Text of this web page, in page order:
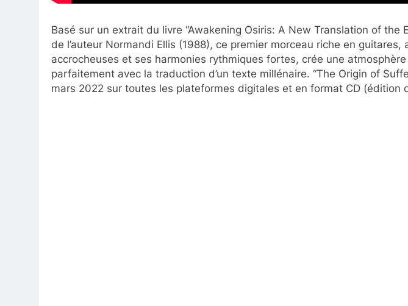
Basé sur un extrait du livre “Awakening Osiris: A New Translation of the
de l’auteur Normandi Ellis (1988), ce premier morceau riche en guitares,
accrocheuses et ses harmonies rythmiques fortes, crée une atmosphère
parfaitement avec la traduction d’un texte millénaire. “The Origin of
mars 2022 sur toutes les plateformes digitales et en format CD (édition